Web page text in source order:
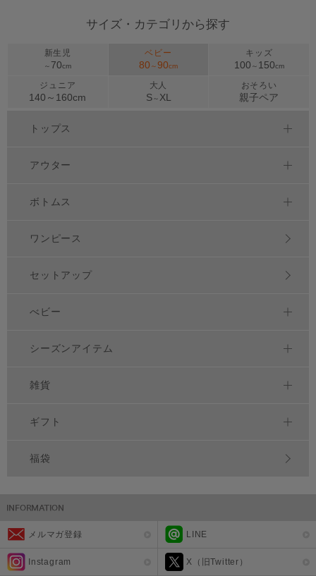
サイズ・カテゴリから探す
新生児
～ 70cm
ベビー
80 ～90cm
キッズ
100 ～ 150cm
ジュニア
140～ 160cm
大人
S～ XL
おそろい
親子ペア
トップス
アウター
ボトムス
ワンピース
セットアップ
べビー
シーズンアイテム
雑貨
ギフト
福袋
メルマガ登録 LINE
Instagram X（旧Twitter）